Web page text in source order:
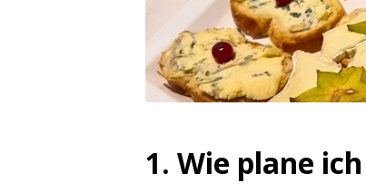
1. Wie plane